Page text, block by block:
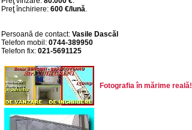
Preţ închiriere: 600 €/lună.
Persoană de contact: Vasile Dascăl
Telefon mobil: 0744-389950
Telefon fix: 021-5691125
Fotografia în mărime reală!